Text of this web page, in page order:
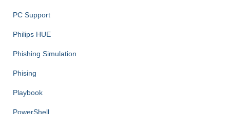
PC Support
Philips HUE
Phishing Simulation
Phising
Playbook
PowerShell